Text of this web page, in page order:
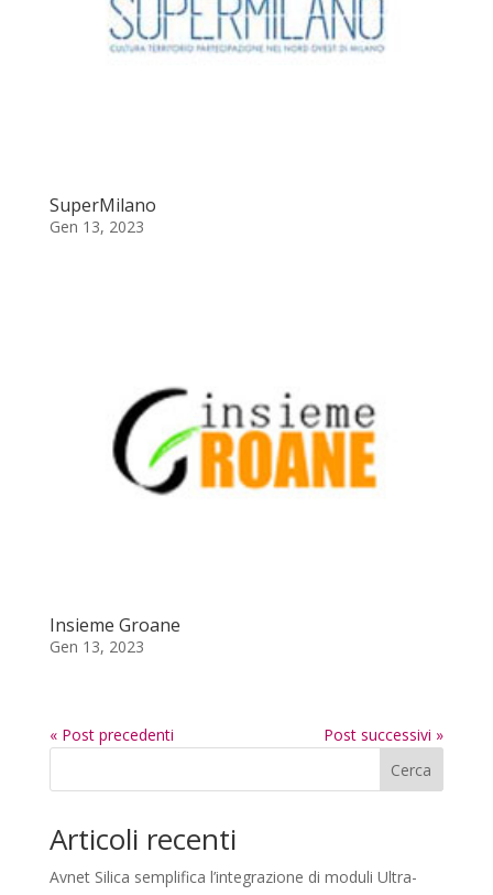
SuperMilano
Gen 13, 2023
Insieme Groane
Gen 13, 2023
« Post precedenti
Post successivi »
Cerca
Articoli recenti
Avnet Silica semplifica l’integrazione di moduli Ultra-